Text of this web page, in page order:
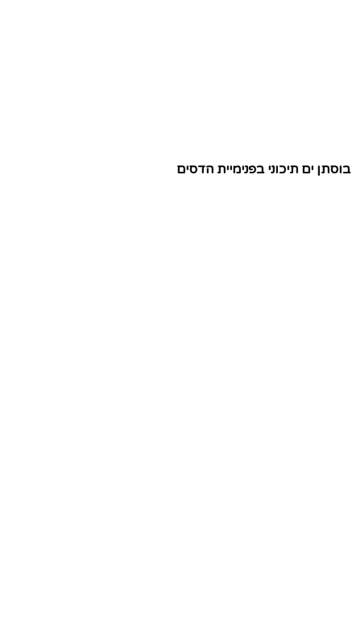
בוסתן ים תיכוני בפנימיית הדסים